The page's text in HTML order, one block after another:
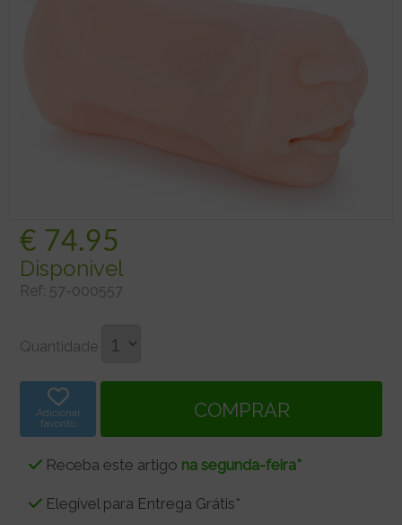
€ 74.95
Disponivel
Ref: 57-000557
Quantidade
Adicionar
favorito
Receba este artigo na segunda-feira*
Elegível para Entrega Grátis*